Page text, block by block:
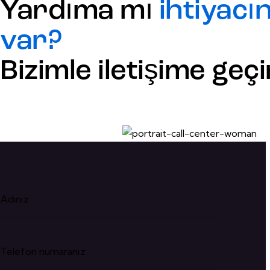
Yardıma mı
var?
Bizimle iletişime